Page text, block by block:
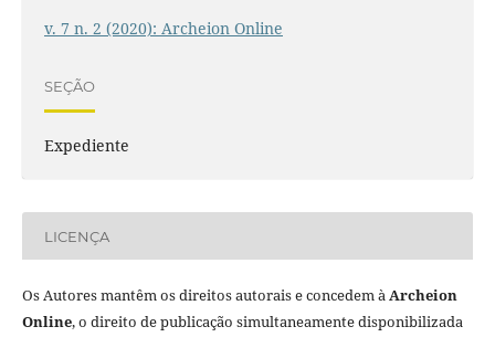
v. 7 n. 2 (2020): Archeion Online
SEÇÃO
Expediente
LICENÇA
Os Autores mantêm os direitos autorais e concedem àArcheion
Online, o direito de publicação simultaneamente disponibilizada